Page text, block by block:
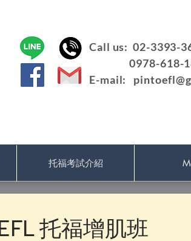
Call us: 02-3393-
0978-618-
E-mail:
托福考試介紹
托福增肌班